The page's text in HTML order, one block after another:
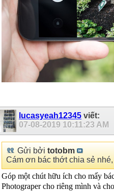
lucasyeah12345 viết:
07-08-2019 10:11:23 AM
Gửi bởi totobm
Cám ơn bác thớt chia sẻ
Góp một chút hữu ích cho mấy
Photograper cho riêng mình và